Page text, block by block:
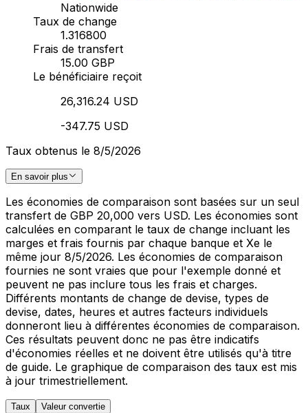
Nationwide
Taux de change
1.316800
Frais de transfert
15.00 GBP
Le bénéficiaire reçoit
26,316.24 USD
-347.75 USD
Taux obtenus le 8/5/2026
En savoir plus
Les économies de comparaison sont basées sur un seul
transfert de GBP 20,000 vers USD. Les économies sont
calculées en comparant le taux de change incluant les
marges et frais fournis par chaque banque et Xe le
même jour 8/5/2026. Les économies de comparaison
fournies ne sont vraies que pour l'exemple donné et
peuvent ne pas inclure tous les frais et charges.
Différents montants de change de devise, types de
devise, dates, heures et autres facteurs individuels
donneront lieu à différentes économies de comparaison.
Ces résultats peuvent donc ne pas être indicatifs
d'économies réelles et ne doivent être utilisés qu'à titre
de guide. Le graphique de comparaison des taux est mis
à jour trimestriellement.
Taux Valeur convertie